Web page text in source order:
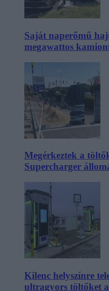
Saját naperőmű
megawattos
Megérkeztek a
Supercharger
Kilenc helyszínre
ultragyors töltőket